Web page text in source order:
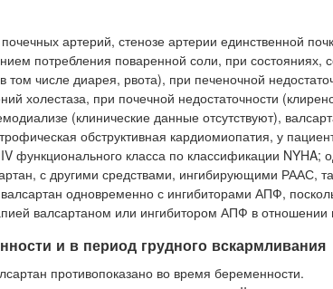
артерий, стенозе артерии единственной
потребления поваренной соли, при
числе диарея, рвота), при печеночной
холестаза, при почечной недостаточности
(клинические данные отсутствуют),
обструктивная кардиомиопатия, у
функционального класса по классификации
с другими средствами, ингибирующими РААС,
одновременно с ингибиторами АПФ,
валсартаном или ингибитором АПФ в
и в период грудного вскармливания
противопоказано во время беременности.